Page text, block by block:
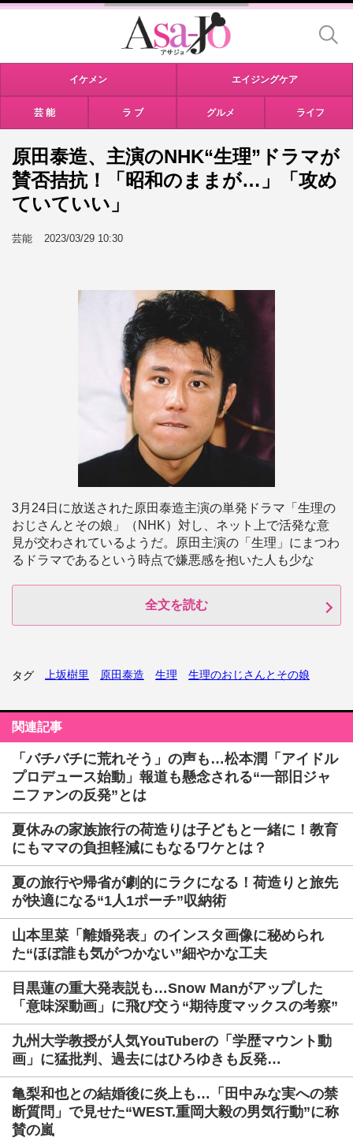
イケメン エイジングケア
芸 能 ラ ブ グルメ ライフ
原田泰造、主演のNHK“生理”ドラマが
賛否拮抗！「昭和のままが…」「攻め
ていていい」
芸能 2023/03/29 10:30
3月24日に放送された原田泰造主演の単発ドラマ「生理の
おじさんとその娘」（NHK）対し、ネット上で活発な意
見が交わされているようだ。原田主演の「生理」にまつわ
るドラマであるという時点で嫌悪感を抱いた人も少な
全文を読む
タグ 上坂樹里 原田泰造 生理 生理のおじさんとその娘
関連記事
「バチバチに荒れそう」の声も…松本潤「アイドル
プロデュース始動」報道も懸念される“一部旧ジャ
ニファンの反発”とは
夏休みの家族旅行の荷造りは子どもと一緒に！教育
にもママの負担軽減にもなるワケとは？
夏の旅行や帰省が劇的にラクになる！荷造りと旅先
が快適になる“1人1ポーチ”収納術
山本里菜「離婚発表」のインスタ画像に秘められ
た“ほぼ誰も気がつかない”細やかな工夫
目黒蓮の重大発表説も…Snow Manがアップした
「意味深動画」に飛び交う“期待度マックスの考察”
九州大学教授が人気YouTuberの「学歴マウント動
画」に猛批判、過去にはひろゆきも反発…
亀梨和也との結婚後に炎上も…「田中みな実への禁
断質問」で見せた“WEST.重岡大毅の男気行動”に称
賛の嵐